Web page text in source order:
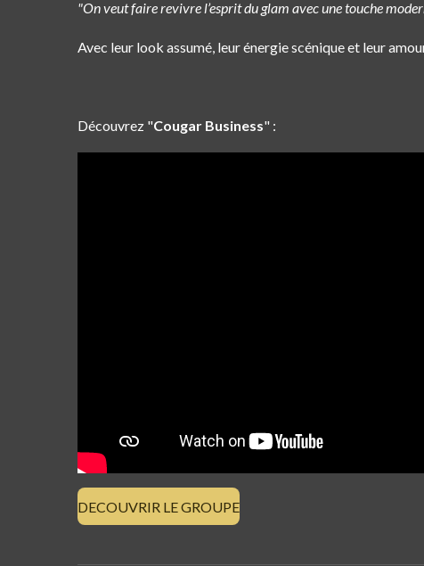
"On veut faire revivre l’esprit du glam avec une touche
Avec leur look assumé, leur énergie scénique et leur
Découvrez "Cougar Business" :
DECOUVRIR LE GROUPE